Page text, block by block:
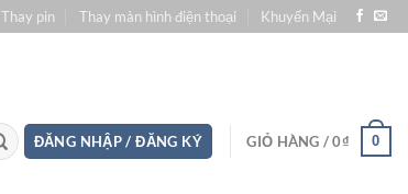
Thay pin Thay màn hình điện thoại Khuyến Mại
ĐĂNG NHẬP / ĐĂNG KÝ GIỎ HÀNG /0₫ 0